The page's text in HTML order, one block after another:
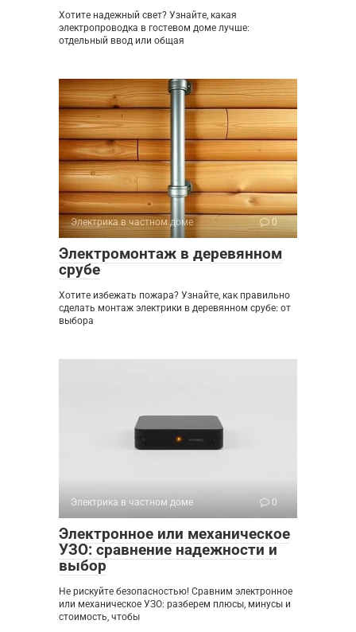
Хотите надежный свет? Узнайте, какая
электропроводка в гостевом доме лучше:
отдельный ввод или общая
Электрика в частном доме 0
Электромонтаж в деревянном
срубе
Хотите избежать пожара? Узнайте, как правильно
сделать монтаж электрики в деревянном срубе: от
выбора
Электрика в частном доме 0
Электронное или механическое
УЗО: сравнение надежности и
выбор
Не рискуйте безопасностью! Сравним электронное
или механическое УЗО: разберем плюсы, минусы и
стоимость, чтобы